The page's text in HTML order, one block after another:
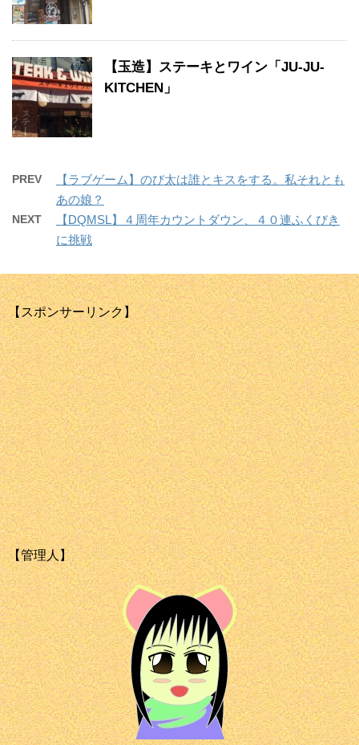
【玉造】ステーキとワイン「JU-JU-
KITCHEN」
PREV
【ラブゲーム】のび太は誰とキスをする。私それとも
あの娘？
NEXT
【DQMSL】４周年カウントダウン、４０連ふくびき
に挑戦
【スポンサーリンク】
【管理人】